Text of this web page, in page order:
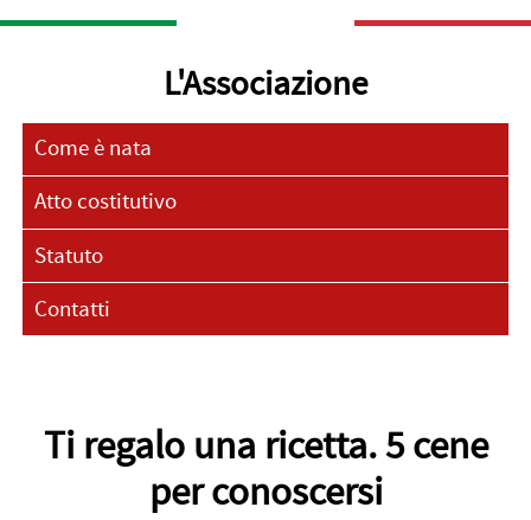
L'Associazione
Come è nata
Atto costitutivo
Statuto
Contatti
Ti regalo una ricetta. 5 cene
per conoscersi